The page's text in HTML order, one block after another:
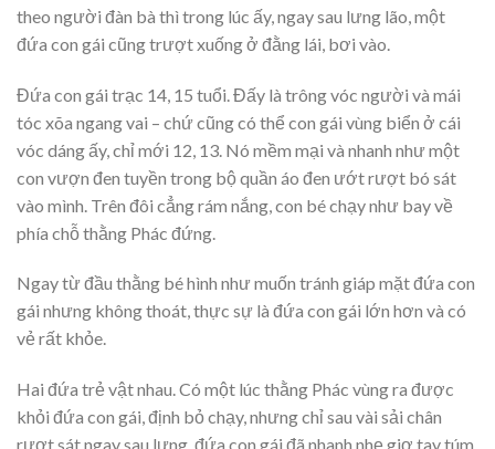
theo người đàn bà thì trong lúc ấy, ngay sau lưng lão, một
đứa con gái cũng trượt xuống ở đằng lái, bơi vào.
Đứa con gái trạc 14, 15 tuổi. Đấy là trông vóc người và mái
tóc xõa ngang vai – chứ cũng có thể con gái vùng biển ở cái
vóc dáng ấy, chỉ mới 12, 13. Nó mềm mại và nhanh như một
con vượn đen tuyền trong bộ quần áo đen ướt rượt bó sát
vào mình. Trên đôi cẳng rám nắng, con bé chạy như bay về
phía chỗ thằng Phác đứng.
Ngay từ đầu thằng bé hình như muốn tránh giáp mặt đứa con
gái nhưng không thoát, thực sự là đứa con gái lớn hơn và có
vẻ rất khỏe.
Hai đứa trẻ vật nhau. Có một lúc thằng Phác vùng ra được
khỏi đứa con gái, định bỏ chạy, nhưng chỉ sau vài sải chân
rượt sát ngay sau lưng, đứa con gái đã nhanh nhẹ giơ tay túm